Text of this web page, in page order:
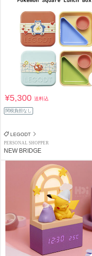
¥5,300送料込
関税負担なし
LEGODT
PERSONAL SHOPPER
NEW BRIDGE